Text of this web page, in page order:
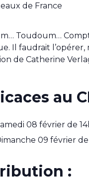
de France
Toudoum…
Il faudrait
de Catherine
au
08 février de
09 février
: